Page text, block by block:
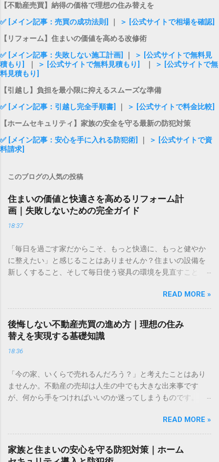
【不動産売買】納得の価格で理想の住み替えを
✅ [メイン記事：売買の成功法則]
＞ [公式サイトで相場を確認]
【リフォーム】住まいの価値を高める改修術
✅ [メイン記事：失敗しない施工計画]
＞ [公式サイトで無料見
積もり]
＞ [公式サイトで無料見積もり]
＞ [公式サイトで無
料見積もり]
【引越し】負担を最小限に抑えるスムーズな準備
✅ [メイン記事：引越し完全手順書]
＞ [公式サイトで料金比較]
【ホームセキュリティ】家族の安全を守る最新の防犯対策
✅ [メイン記事：安心を手に入れる防犯術]
＞ [公式サイトで資
料請求]
このブログの人気の投稿
住まいの価値と快適さを高めるリフォーム計
画｜失敗しないための完全ガイド
18:37
「毎日を過ごす家だからこそ、もっと快適に、もっと健やか
に整えたい」と感じることはありませんか？住まいの設備を
新しくすること、そして毎日使う寝具の環境を見直すこと
の住まいづくりと、家族の健康を守るための第一歩をここか
ら始めてみましょう。 ✅ ＞ [無料でリフォームのプロに相談
してみる] ✅ ＞ [実際の設備を体感！ショールームの見学予約]
✅ ＞ [ダニ・ハウスダストを遮断する高機能寝具をチェック]
長年住み続けてきたマイホーム。「キッチンが古くなって使
いにくい」「冬場の冷え込みが厳しくなってきた」と感じる
て、これまでの間取りが今の家族に合わなくなることもあり
ます。 リフォームは、単に古くなったものを新しくするだけ
ではありません。住まいの性能をアップデートし、家族の笑
ようとすると「どこに頼めばいいのか」「費用はどれくらい
かかるのか」といった悩みや不安が尽きないものです。 この
記事では、リフォームを成功させるための考え方から、具体
的な場所別のポイント、信頼できる業者の選び方まで、後悔
READ MORE »
後悔しない不動産売買の進め方｜理想の住み
替えを実現する基礎知識
18:36
「今の家、いくらで売れるんだろう？」と考えたことはあり
ませんか。不動産の売却は人生の中でも大きな出来事です
が、何から手をつければいいのか迷ってしまうものです。 大
く、自分の気持ちに寄り添ってくれるパートナーを見つけた
いですよね。納得のいく形で次の一歩を踏み出すために、ま
ずは今の価値を正しく知ることから始めてみませんか。 ✅ ＞
今の住まいがいくらになるか、無料で調べてみる 「今の家を
READ MORE »
家族と住まいの安心を守る防犯対策｜ホーム